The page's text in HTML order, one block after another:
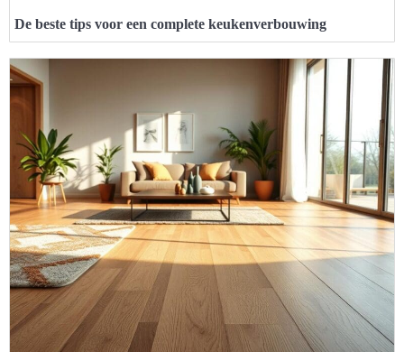
De beste tips voor een complete keukenverbouwing